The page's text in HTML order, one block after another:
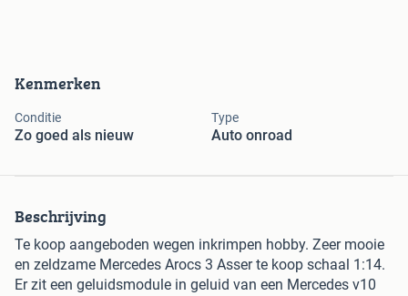
Kenmerken
Conditie
Zo goed als nieuw
Type
Auto onroad
Beschrijving
Te koop aangeboden wegen inkrimpen hobby. Zeer mooie
en zeldzame Mercedes Arocs 3 Asser te koop schaal 1:14.
Er zit een geluidsmodule in geluid van een Mercedes v10